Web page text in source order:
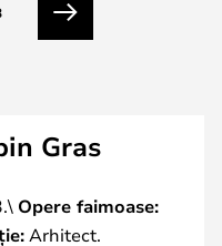
Următorul
Gras
Opere faimoase:
Arhitect.